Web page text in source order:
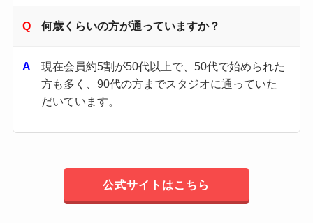
何歳くらいの方が通っていますか？
現在会員約5割が50代以上で、50代で始められた
方も多く、90代の方までスタジオに通っていた
だいています。
公式サイトはこちら